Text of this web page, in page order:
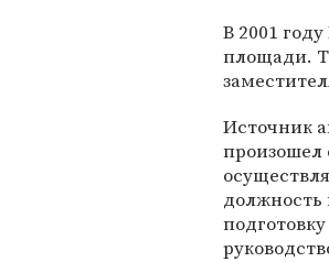
В 2001
площади.
Источник
произошел
должность